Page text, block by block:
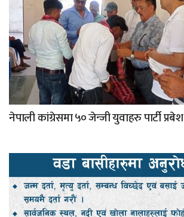
नेपाली कांग्रेसमा ५० जेन्जी युवाहरु पार्टी प्रबेश